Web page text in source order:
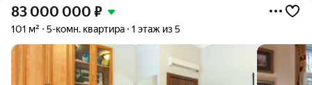
83 000 000 ₽
101 м² 5-комн. квартира 1 этаж из 5